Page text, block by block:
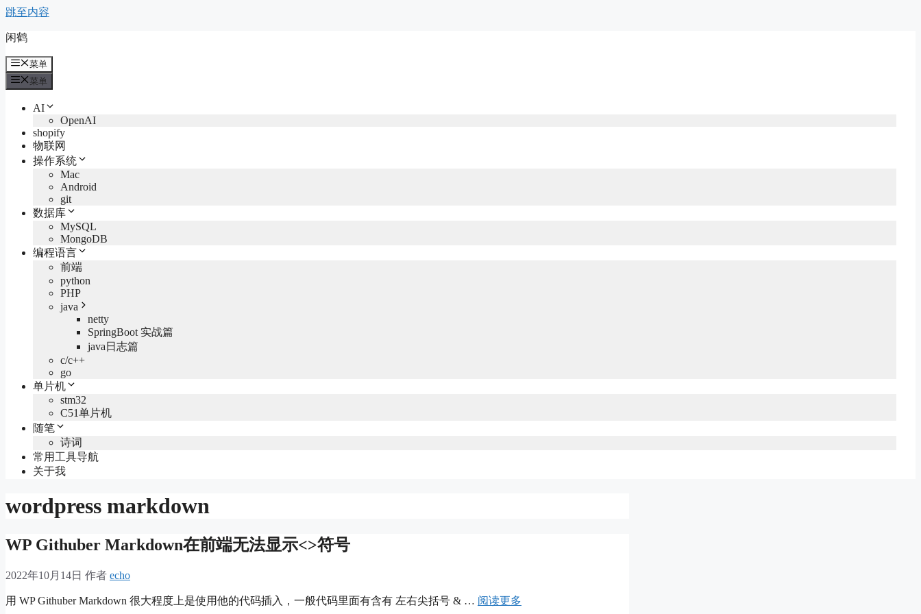
跳至内容
闲鹤
菜单
菜单
AI
OpenAI
shopify
物联网
操作系统
Mac
Android
git
数据库
MySQL
MongoDB
编程语言
前端
python
PHP
java
netty
SpringBoot 实战篇
java日志篇
c/c++
go
单片机
stm32
C51单片机
随笔
诗词
常用工具导航
关于我
wordpress markdown
WP Githuber Markdown在前端无法显示<>符号
2022年10月14日 作者 echo
用 WP Githuber Markdown 很大程度上是使用他的代码插入，一般代码里面有含有 左右尖括号 & … 阅读更多